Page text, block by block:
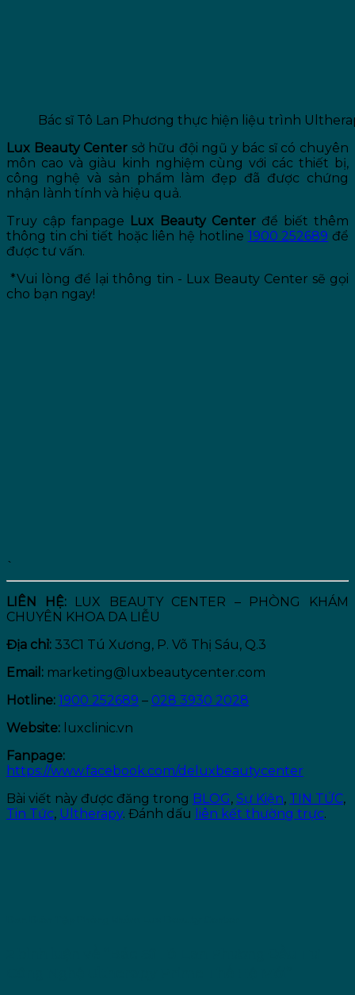
Bác sĩ Tô Lan Phương thực hiện liệu trình
Lux Beauty Center sở hữu đội ngũ y bác sĩ có chuyên
môn cao và giàu kinh nghiệm cùng với các thiết bị,
công nghệ và sản phẩm làm đẹp đã được chứng
nhận lành tính và hiệu quả.
Truy cập fanpage Lux Beauty Center để biết thêm
thông tin chi tiết hoặc liên hệ hotline 1900 252689 để
được tư vấn.
*Vui lòng để lại thông tin - Lux Beauty Center sẽ gọi
cho bạn ngay!
`
LIÊN HỆ:LUX BEAUTY CENTER – PHÒNG KHÁM
CHUYÊN KHOA DA LIỄU
Địa chỉ: 33C1 Tú Xương, P. Võ Thị Sáu, Q.3
Email: marketing@luxbeautycenter.com
Hotline: 1900 252689 – 028 3930 2028
Website: luxclinic.vn
Fanpage:
https://www.facebook.com/deluxbeautycenter
Bài viết này được đăng trong BLOG, Sự Kiện, TIN TỨC,
Tin Tức, Ultherapy. Đánh dấu liên kết thường trực.